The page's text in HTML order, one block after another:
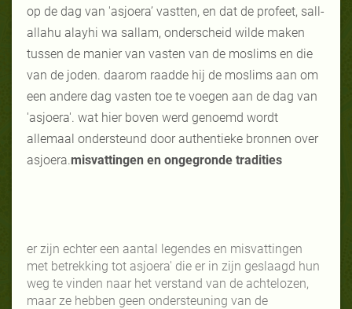
op de dag van 'asjoera’ vastten, en dat de profeet, sall-
allahu alayhi wa sallam, onderscheid wilde maken
tussen de manier van vasten van de moslims en die
van de joden. daarom raadde hij de moslims aan om
een andere dag vasten toe te voegen aan de dag van
'asjoera'. wat hier boven werd genoemd wordt
allemaal ondersteund door authentieke bronnen over
asjoera.misvattingen en ongegronde tradities
er zijn echter een aantal legendes en misvattingen
met betrekking tot asjoera' die er in zijn geslaagd hun
weg te vinden naar het verstand van de achtelozen,
maar ze hebben geen ondersteuning van de